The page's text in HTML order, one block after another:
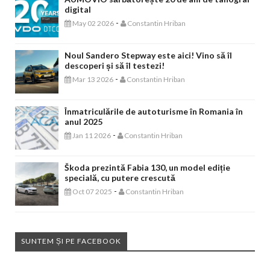
digital
May 02 2026 - Constantin Hriban
Noul Sandero Stepway este aici! Vino să îl
descoperi și să îl testezi!
Mar 13 2026 - Constantin Hriban
Înmatriculările de autoturisme în Romania în
anul 2025
Jan 11 2026 - Constantin Hriban
Škoda prezintă Fabia 130, un model ediție
specială, cu putere crescută
Oct 07 2025 - Constantin Hriban
SUNTEM ȘI PE FACEBOOK